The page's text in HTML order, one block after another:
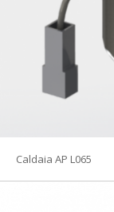
Caldaia AP L065